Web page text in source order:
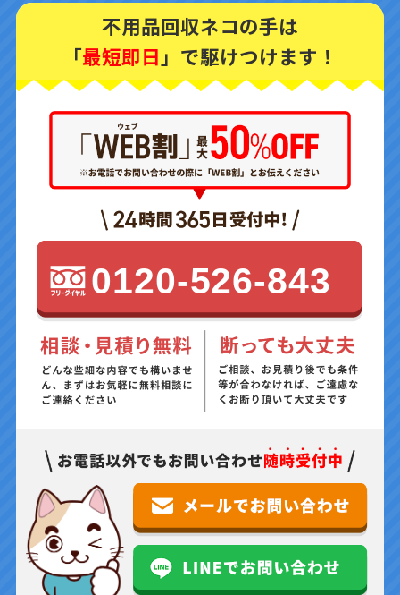
不用品回収ネコの手は
「最短即日 」で駆けつけます！
0120-526-843